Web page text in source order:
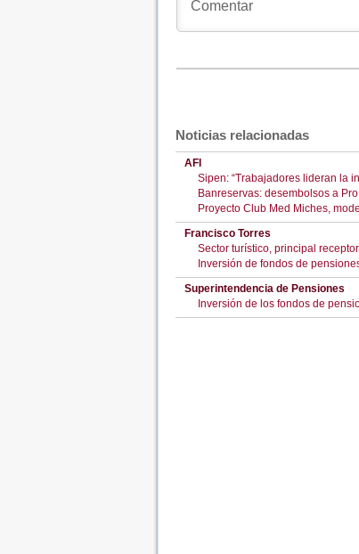
Noticias relacionadas
AFI
Sipen: “Trabajadores lideran la
Banreservas: desembolsos a
Proyecto Club Med Miches,
Francisco Torres
Sector turístico, principal
Inversión de fondos de
Superintendencia de Pensiones
Inversión de los fondos de